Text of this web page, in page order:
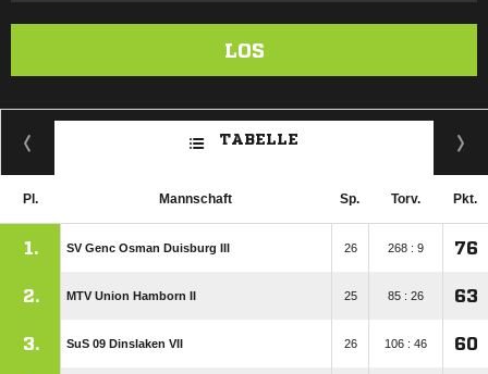
LOS
TABELLE
Pl. Mannschaft Sp. Torv. Pkt.
1. SV Genc Osman Duisburg III 26 268 : 9 76
2. MTV Union Hamborn II 25 85 : 26 63
3. SuS 09 Dinslaken VII 26 106 : 46 60